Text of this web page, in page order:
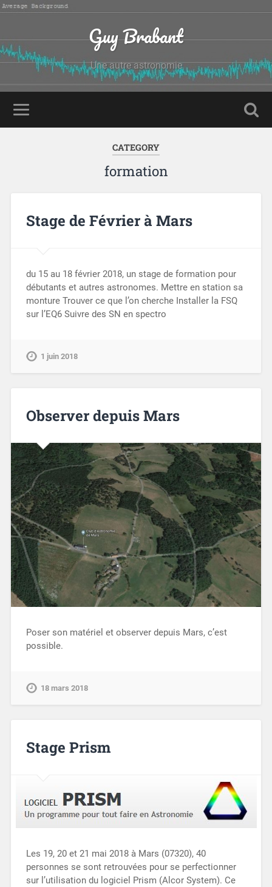
Guy Brabant
Une autre astronomie
CATEGORY
formation
Stage de Février à Mars
du 15 au 18 février 2018, un stage de formation pour
débutants et autres astronomes. Mettre en station sa
monture Trouver ce que l’on cherche Installer la FSQ
sur l’EQ6 Suivre des SN en spectro
1 juin 2018
Observer depuis Mars
Poser son matériel et observer depuis Mars, c’est
possible.
18 mars 2018
Stage Prism
Les 19, 20 et 21 mai 2018 à Mars (07320), 40
personnes se sont retrouvées pour se perfectionner
sur l’utilisation du logiciel Prism (Alcor System). Ce